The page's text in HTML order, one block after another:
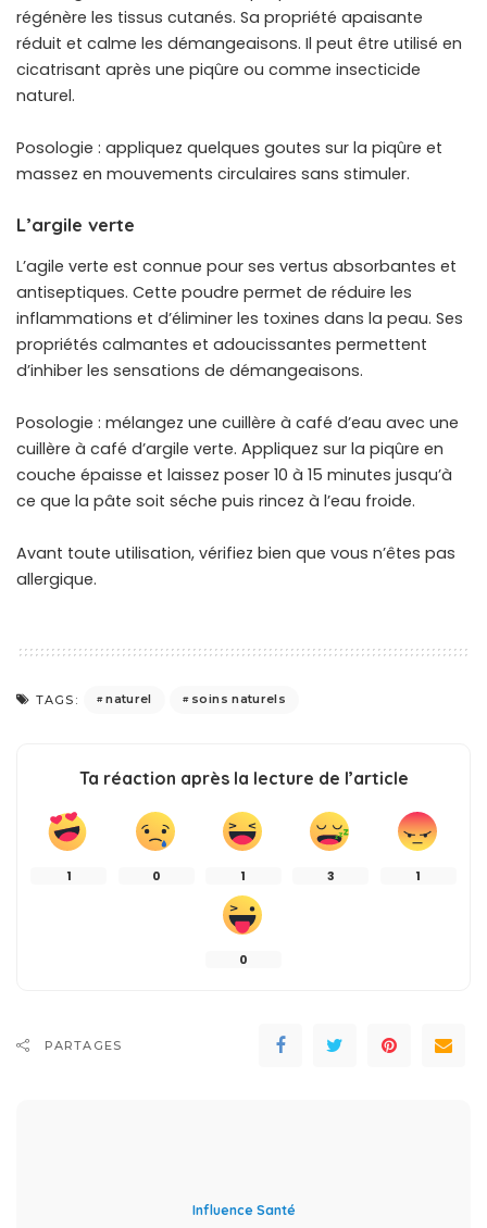
régénère les tissus cutanés. Sa propriété apaisante
réduit et calme les démangeaisons. Il peut être utilisé en
cicatrisant après une piqûre ou comme insecticide
naturel.
Posologie : appliquez quelques goutes sur la piqûre et
massez en mouvements circulaires sans stimuler.
L’argile verte
L’agile verte est connue pour ses vertus absorbantes et
antiseptiques. Cette poudre permet de réduire les
inflammations et d’éliminer les toxines dans la peau. Ses
propriétés calmantes et adoucissantes permettent
d’inhiber les sensations de démangeaisons.
Posologie : mélangez une cuillère à café d’eau avec une
cuillère à café d’argile verte. Appliquez sur la piqûre en
couche épaisse et laissez poser 10 à 15 minutes jusqu’à
ce que la pâte soit séche puis rincez à l’eau froide.
Avant toute utilisation, vérifiez bien que vous n’êtes pas
allergique.
TAGS: naturel soins naturels
Ta réaction après la lecture de l’article
1 0 1 3 1
0
PARTAGES
Influence Santé